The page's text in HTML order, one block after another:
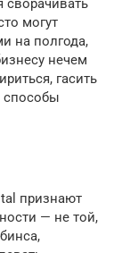
сворачивать
могут
на полгода,
нечем
гасить
способы
признают
— не той,